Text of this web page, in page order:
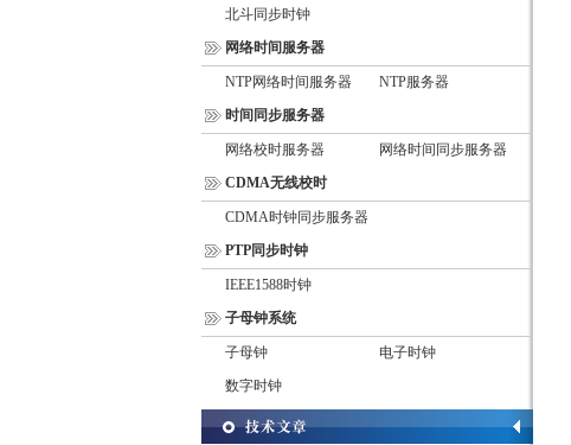
北斗同步时钟
网络时间服务器
NTP网络时间服务器
NTP服务器
时间同步服务器
网络校时服务器
网络时间同步服务器
CDMA无线校时
CDMA时钟同步服务器
PTP同步时钟
IEEE1588时钟
子母钟系统
子母钟
电子时钟
数字时钟